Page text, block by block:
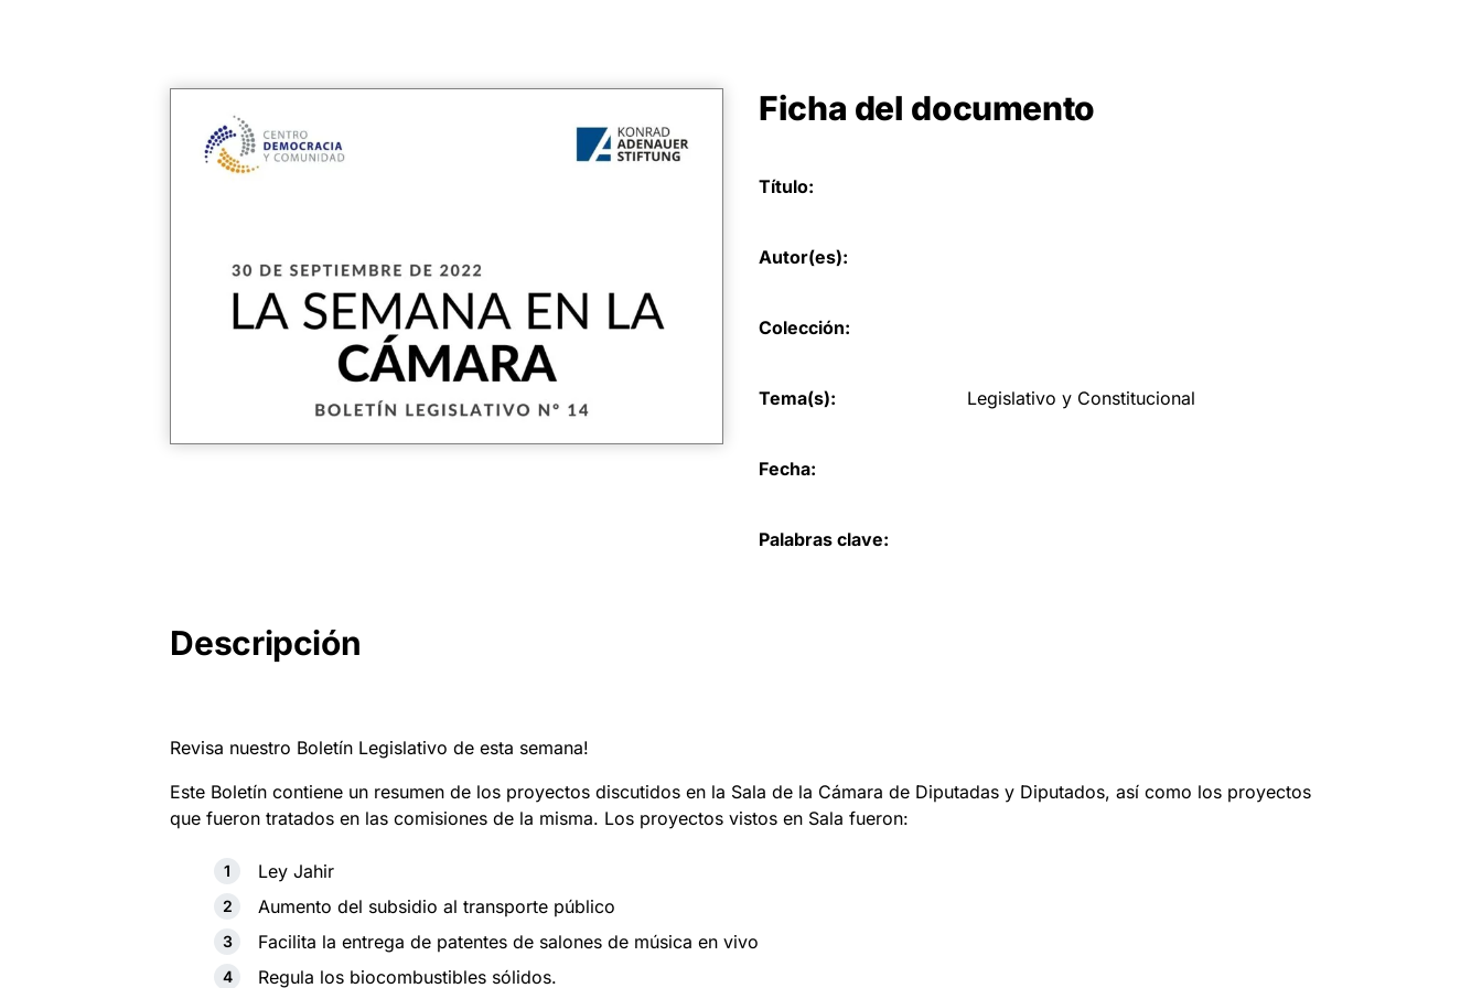
Ficha del documento
Título:
Autor(es):
Colección:
Tema(s): Legislativo y Constitucional
Fecha:
Palabras clave:
Descripción
Revisa nuestro Boletín Legislativo de esta semana!
Este Boletín contiene un resumen de los proyectos discutidos en la Sala de la Cámara de Diputadas y Diputados, así como los proyectos
que fueron tratados en las comisiones de la misma. Los proyectos vistos en Sala fueron:
Ley Jahir
Aumento del subsidio al transporte público
Facilita la entrega de patentes de salones de música en vivo
Regula los biocombustibles sólidos.